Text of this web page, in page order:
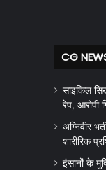
CG
साइकिल
रेप, आरोपी
अग्निवीर
शारीरिक
इंसानों के